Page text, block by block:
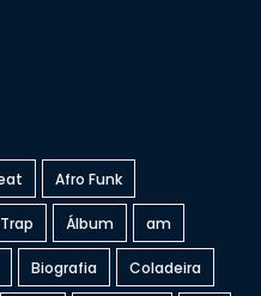
Afro Funk
Álbum am
Biografia Coladeira